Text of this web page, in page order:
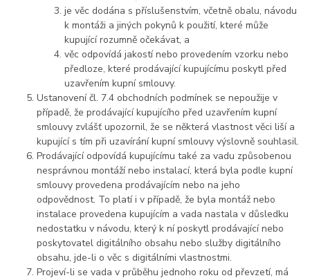
je věc dodána s příslušenstvím, včetně obalu, návodu
k montáži a jiných pokynů k použití, které může
kupující rozumně očekávat, a
věc odpovídá jakostí nebo provedením vzorku nebo
předloze, které prodávající kupujícímu poskytl před
uzavřením kupní smlouvy.
Ustanovení čl. 7.4 obchodních podmínek se nepoužije v
případě, že prodávající kupujícího před uzavřením kupní
smlouvy zvlášť upozornil, že se některá vlastnost věci liší a
kupující s tím při uzavírání kupní smlouvy výslovně souhlasil.
Prodávající odpovídá kupujícímu také za vadu způsobenou
nesprávnou montáží nebo instalací, která byla podle kupní
smlouvy provedena prodávajícím nebo na jeho
odpovědnost. To platí i v případě, že byla montáž nebo
instalace provedena kupujícím a vada nastala v důsledku
nedostatku v návodu, který k ní poskytl prodávající nebo
poskytovatel digitálního obsahu nebo služby digitálního
obsahu, jde-li o věc s digitálními vlastnostmi.
Projeví-li se vada v průběhu jednoho roku od převzetí, má